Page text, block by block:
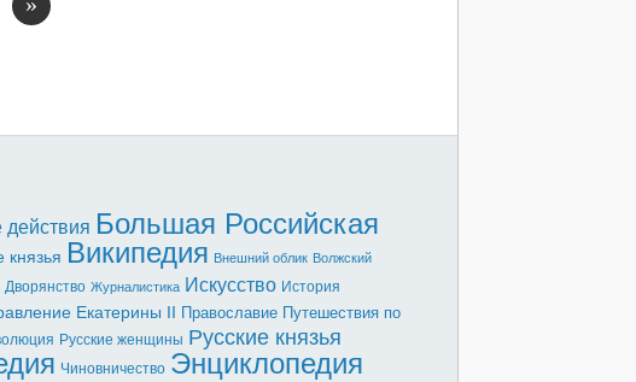
Большая Российская
князья Википедия Внешний облик Волжский
Дворянство Журналистика Искусство История
Екатерины II Православие Путешествия по
Русские женщины Русские князья
Чиновничество Энциклопедия